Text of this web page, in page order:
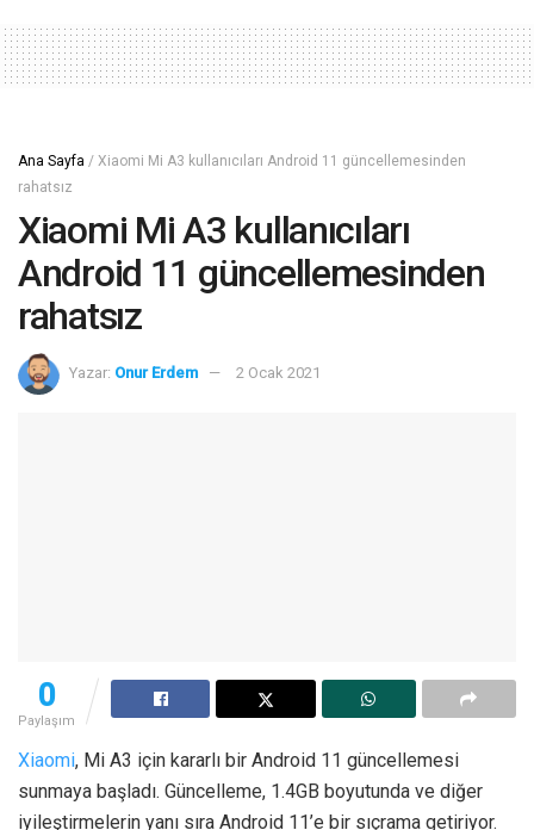
Ana Sayfa / Xiaomi Mi A3 kullanıcıları Android 11 güncellemesinden
rahatsız
Xiaomi Mi A3 kullanıcıları
Android 11 güncellemesinden
rahatsız
Yazar: Onur Erdem 2 Ocak 2021
0
Paylaşım
Xiaomi, Mi A3 için kararlı bir Android 11 güncellemesi
sunmaya başladı. Güncelleme, 1.4GB boyutunda ve diğer
iyileştirmelerin yanı sıra Android 11’e bir sıçrama getiriyor.